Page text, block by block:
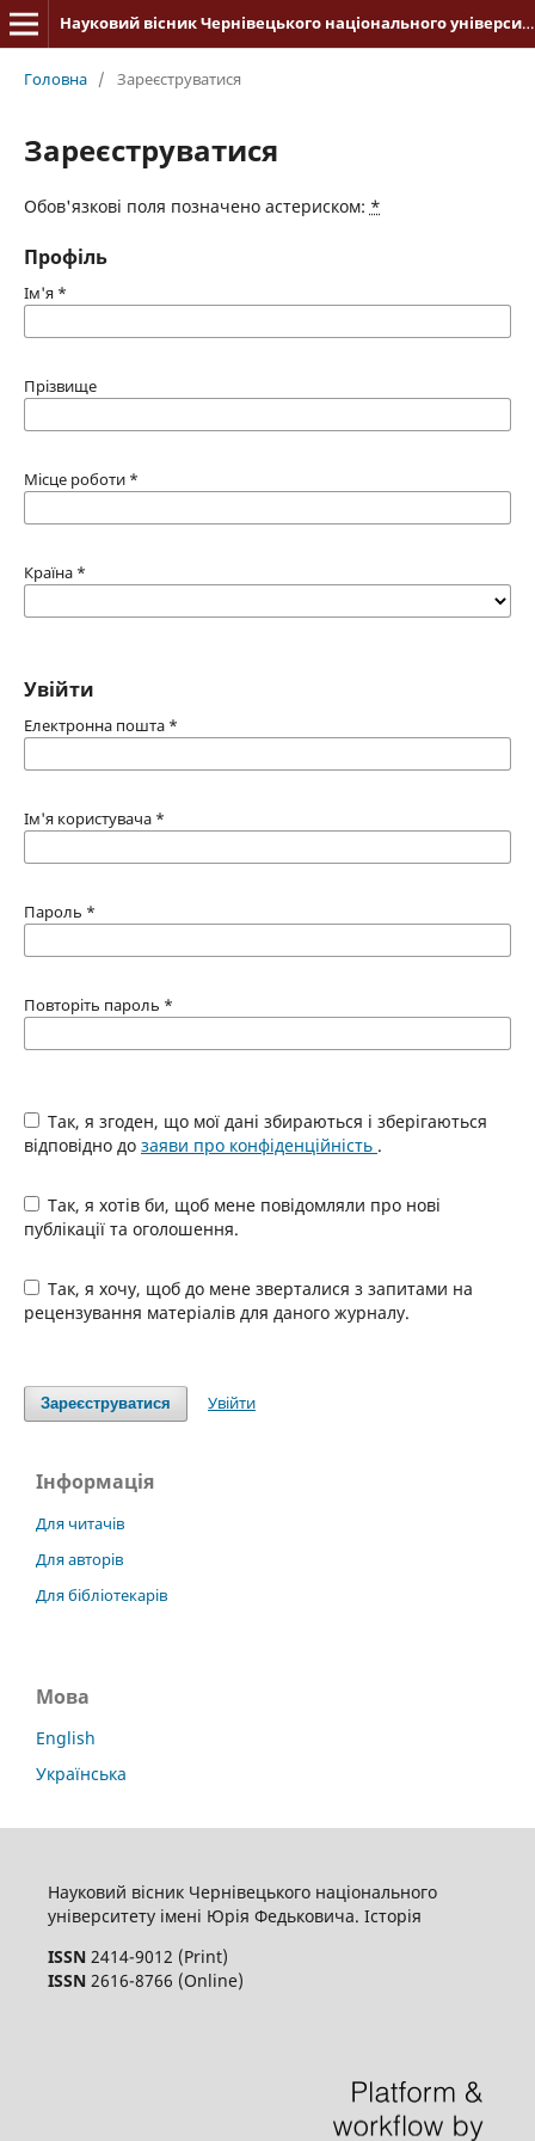
Науковий вісник Чернівецького національного університету імені Юрія Федьковича. Історія
Головна / Зареєструватися
Зареєструватися
Обов'язкові поля позначено астериском: *
Профіль
Ім'я *
Прізвище
Місце роботи *
Країна *
Увійти
Електронна пошта *
Ім'я користувача *
Пароль *
Повторіть пароль *
Так, я згоден, що мої дані збираються і зберігаються
відповідно до заяви про конфіденційність .
Так, я хотів би, щоб мене повідомляли про нові
публікації та оголошення.
Так, я хочу, щоб до мене зверталися з запитами на
рецензування матеріалів для даного журналу.
Зареєструватися Увійти
Інформація
Для читачів
Для авторів
Для бібліотекарів
Мова
English
Українська
Науковий вісник Чернівецького національного
університету імені Юрія Федьковича. Історія
ISSN2414-9012 (Print)
ISSN2616-8766 (Online)